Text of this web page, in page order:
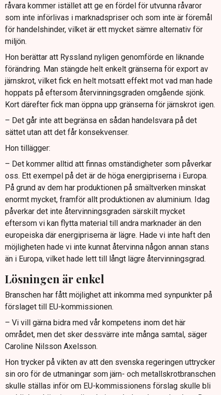
råvara kommer istället att ge en fördel för utvunna råvaror
som inte införlivas i marknadspriser och som inte är föremål
för handelshinder, vilket är ett mycket sämre alternativ för
miljön.
Hon berättar att Ryssland nyligen genomförde en liknande
förändring. Man stängde helt enkelt gränserna för export av
järnskrot, vilket fick en helt motsatt effekt mot vad man hade
hoppats på eftersom återvinningsgraden omgående sjönk.
Kort därefter fick man öppna upp gränserna för järnskrot igen.
– Det går inte att begränsa en sådan handelsvara på det
sättet utan att det får konsekvenser.
Hon tillägger:
– Det kommer alltid att finnas omständigheter som påverkar
oss. Ett exempel på det är de höga energipriserna i Europa.
På grund av dem har produktionen på smältverken minskat
enormt mycket, framför allt produktionen av aluminium. Idag
påverkar det inte återvinningsgraden särskilt mycket
eftersom vi kan flytta material till andra marknader än den
europeiska där energipriserna är lägre. Hade vi inte haft den
möjligheten hade vi inte kunnat återvinna någon annan stans
än i Europa, vilket hade lett till långt lägre återvinningsgrad.
Lösningen är enkel
Branschen har fått möjlighet att inkomma med synpunkter på
förslaget till EU-kommissionen.
– Vi vill gärna bidra med vår kompetens inom det här
området, men det sker dessvärre inte många samtal, säger
Caroline Nilsson Axelsson.
Hon trycker på vikten av att den svenska regeringen uttrycker
sin oro för de utmaningar som järn- och metallskrotbranschen
skulle ställas inför om EU-kommissionens förslag skulle bli